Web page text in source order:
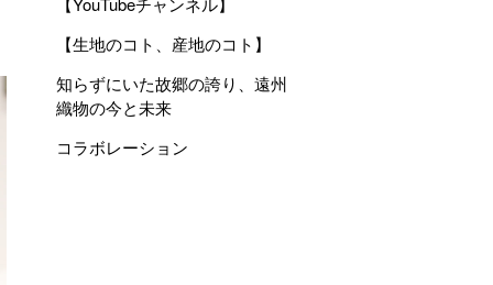
【生地のコト、産地のコト】
知らずにいた故郷の誇り、遠州
織物の今と未来
コラボレーション